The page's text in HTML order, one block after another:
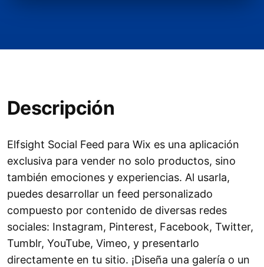
Descripción
Elfsight Social Feed para Wix es una aplicación
exclusiva para vender no solo productos, sino
también emociones y experiencias. Al usarla,
puedes desarrollar un feed personalizado
compuesto por contenido de diversas redes
sociales: Instagram, Pinterest, Facebook, Twitter,
Tumblr, YouTube, Vimeo, y presentarlo
directamente en tu sitio. ¡Diseña una galería o un